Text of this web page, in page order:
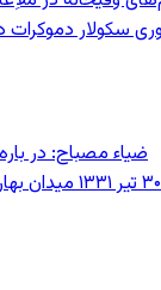
سکولار دموکرات
ضیاء مصباح: در